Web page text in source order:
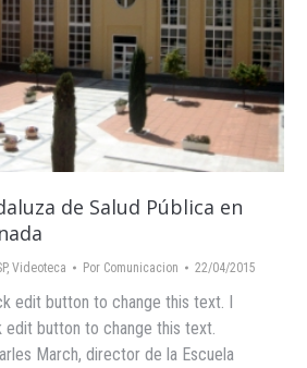
de Salud Pública en
, Videoteca Por Comunicacion 22/04/2015
edit button to change this text. I
edit button to change this text.
March, director de la Escuela